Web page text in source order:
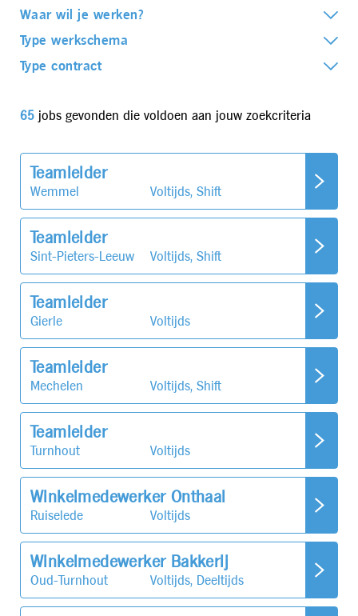
Waar wil je werken?
Type werkschema
Type contract
65 jobs gevonden die voldoen aan jouw zoekcriteria
Teamleider
Wemmel Voltijds, Shift
Teamleider
Sint-Pieters-Leeuw Voltijds, Shift
Teamleider
Gierle Voltijds
Teamleider
Mechelen Voltijds, Shift
Teamleider
Turnhout Voltijds
Winkelmedewerker Onthaal
Ruiselede Voltijds
Winkelmedewerker Bakkerij
Oud-Turnhout Voltijds, Deeltijds